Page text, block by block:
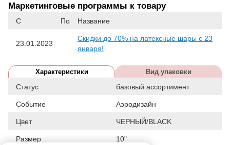
Маркетинговые программы к товару
С По Название
23.01.2023
Скидки до 70% на латексные шары с 23
января!
Характеристики Вид упаковки
Статус базовый ассортимент
Событие Аэродизайн
Цвет ЧЕРНЫЙ/BLACK
Размер 10"